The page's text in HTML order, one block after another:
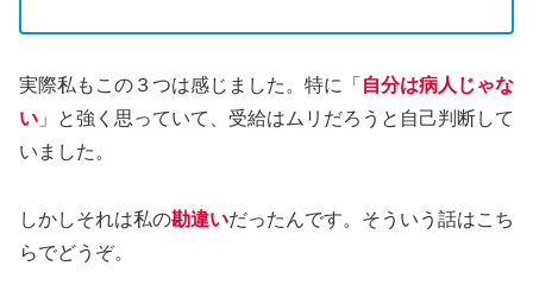
実際私もこの３つは感じました。特に「 自分は病人じゃな
い 」と強く思っていて、受給はムリだろうと自己判断して
いました。
しかしそれは私の勘違いだったんです。そういう話はこち
らでどうぞ。